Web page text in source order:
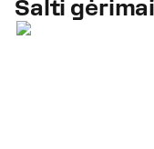
Šalti gėrimai